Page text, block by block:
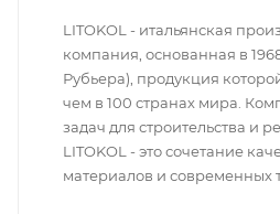
LITOKOL - итальянская
компания, основанная в
Рубьера), продукция
чем в 100 странах мира.
задач для строительства и
LITOKOL - это сочетание
материалов и современных